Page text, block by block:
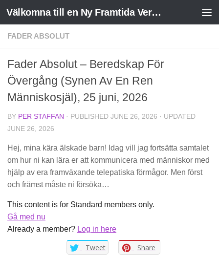
Skip to content Välkomna till en Ny Framtida Verklighet
FADER ABSOLUT
Fader Absolut – Beredskap För
Övergång (Synen Av En Ren
Människosjäl), 25 juni, 2026
BY PER STAFFAN · PUBLISHED JUNE 26, 2026 · UPDATED
JUNE 26, 2026
Hej, mina kära älskade barn! Idag vill jag fortsätta samtalet
om hur ni kan lära er att kommunicera med människor med
hjälp av era framväxande telepatiska förmågor. Men först
och främst måste ni försöka…
This content is for Standard members only.
Gå med nu
Already a member? Log in here
Tweet Share